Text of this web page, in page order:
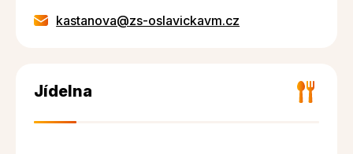
kastanova@zs-oslavickavm.cz
Jídelna